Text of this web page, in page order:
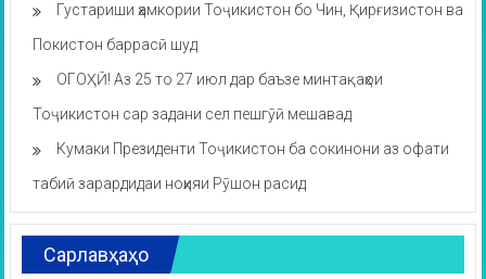
Густариши ҳамкории Тоҷикистон бо Чин, Қирғизистон ва
Покистон баррасӣ шуд
ОГОҲӢ! Аз 25 то 27 июл дар баъзе минтақаҳои
Тоҷикистон сар задани сел пешгӯӣ мешавад
Кумаки Президенти Тоҷикистон ба сокинони аз офати
табиӣ зарардидаи ноҳияи Рӯшон расид
Сарлавҳаҳо